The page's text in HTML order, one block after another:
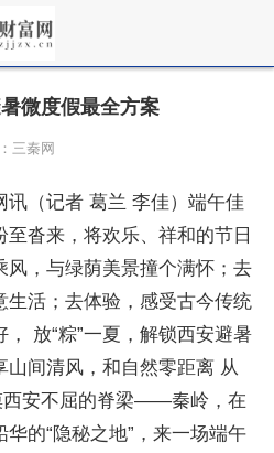
微度假最全方案
三秦网
（记者 葛兰 李佳）端午佳
沓来，将欢乐、祥和的节日
风，与绿荫美景撞个满怀；去
生活；去体验，感受古今传统
放“粽”一夏，解锁西安避暑
山间清风，和自然零距离 从
西安不屈的脊梁——秦岭，在
的“隐秘之地”，来一场端午